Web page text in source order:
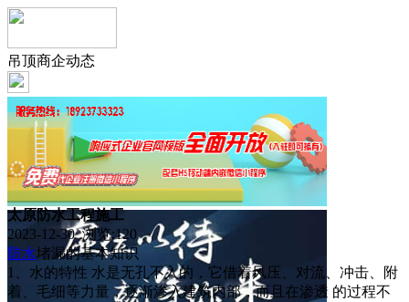
吊顶商企动态
太原防水工程施工
2023-12-30 浏览:120
防水堵漏的基本知识
1、水的特性 水是无孔不入的，它借着风压、对流、冲击、附
着、毛细等力量，逐渐渗入建筑内部，而且在渗透 的过程不